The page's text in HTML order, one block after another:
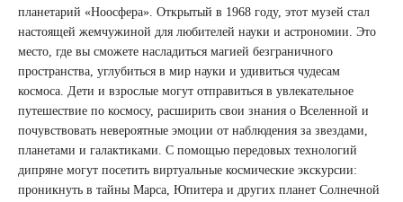
планетарий «Ноосфера». Открытый в 1968 году, этот музей стал
настоящей жемчужиной для любителей науки и астрономии. Это
место, где вы сможете насладиться магией безграничного
пространства, углубиться в мир науки и удивиться чудесам
космоса. Дети и взрослые могут отправиться в увлекательное
путешествие по космосу, расширить свои знания о Вселенной и
почувствовать невероятные эмоции от наблюдения за звездами,
планетами и галактиками. С помощью передовых технологий
дипряне могут посетить виртуальные космические экскурсии:
проникнуть в тайны Марса, Юпитера и других планет Солнечной